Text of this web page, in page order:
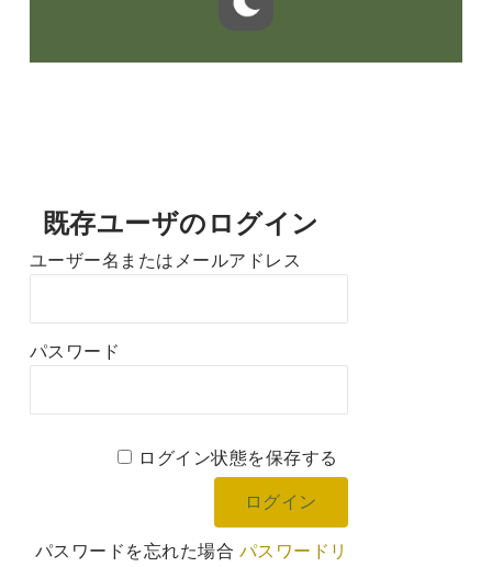
既存ユーザのログイン
ユーザー名またはメールアドレス
パスワード
ログイン状態を保存する
パスワードを忘れた場合 パスワードリ